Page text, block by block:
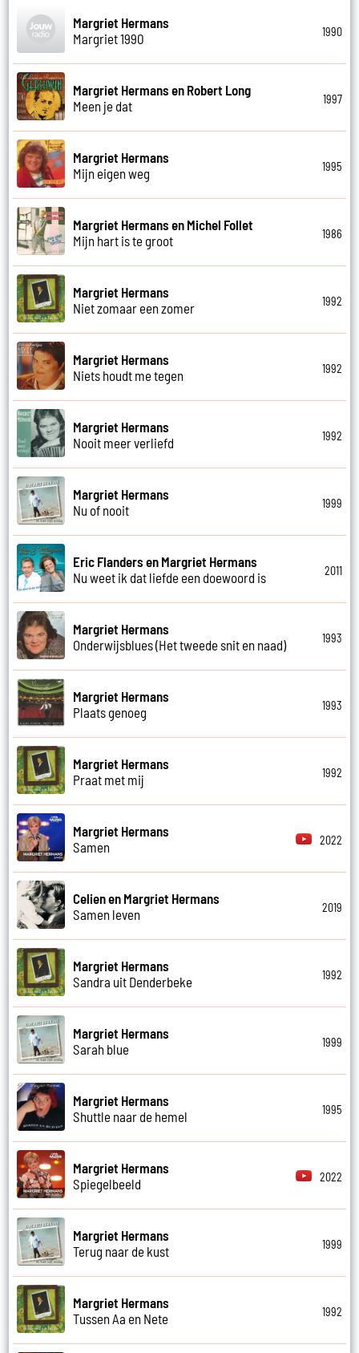
Margriet Hermans
Margriet 1990
1990
Margriet Hermans en Robert Long
Meen je dat
1997
Margriet Hermans
Mijn eigen weg
1995
Margriet Hermans en Michel Follet
Mijn hart is te groot
1986
Margriet Hermans
Niet zomaar een zomer
1992
Margriet Hermans
Niets houdt me tegen
1992
Margriet Hermans
Nooit meer verliefd
1992
Margriet Hermans
Nu of nooit
1999
Eric Flanders en Margriet Hermans
Nu weet ik dat liefde een doewoord is
2011
Margriet Hermans
Onderwijsblues (Het tweede snit en naad)
1993
Margriet Hermans
Plaats genoeg
1993
Margriet Hermans
Praat met mij
1992
Margriet Hermans
Samen
2022
Celien en Margriet Hermans
Samen leven
2019
Margriet Hermans
Sandra uit Denderbeke
1992
Margriet Hermans
Sarah blue
1999
Margriet Hermans
Shuttle naar de hemel
1995
Margriet Hermans
Spiegelbeeld
2022
Margriet Hermans
Terug naar de kust
1999
Margriet Hermans
Tussen Aa en Nete
1992